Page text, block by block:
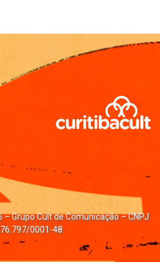
– Grupo Cult de Comunicação – CNPJ
0001-48